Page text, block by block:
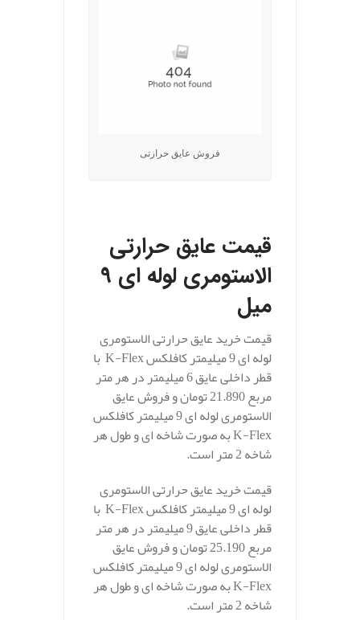
فروش عایق حرارتی
قیمت عایق حرارتی
الاستومری لوله ای 9
میل
قیمت خرید عایق حرارتی الاستومری
لوله ای 9 میلیمتر کافلکس K-Flex با
قطر داخلی عایق 6 میلیمتر در هر متر
مربع 21.890 تومان و فروش عایق
الاستومری لوله ای 9 میلیمتر کافلکس
K-Flex به صورت شاخه ای و طول هر
شاخه 2 متر است.
قیمت خرید عایق حرارتی الاستومری
لوله ای 9 میلیمتر کافلکس K-Flex با
قطر داخلی عایق 9 میلیمتر در هر متر
مربع 25.190 تومان و فروش عایق
الاستومری لوله ای 9 میلیمتر کافلکس
K-Flex به صورت شاخه ای و طول هر
شاخه 2 متر است.